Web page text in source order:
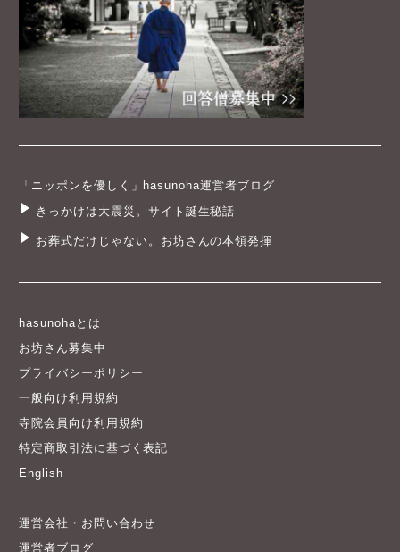
「ニッポンを優しく」hasunoha運営者ブログ
きっかけは大震災。サイト誕生秘話
お葬式だけじゃない。お坊さんの本領発揮
hasunohaとは
お坊さん募集中
プライバシーポリシー
一般向け利用規約
寺院会員向け利用規約
特定商取引法に基づく表記
English
運営会社・お問い合わせ
運営者ブログ